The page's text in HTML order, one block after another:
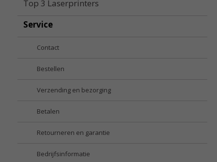
Top 3 Laserprinters
Service
Contact
Bestellen
Verzending en bezorging
Betalen
Retourneren en garantie
Bedrijfsinformatie